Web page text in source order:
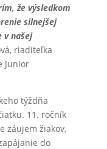
že výsledkom
silnejšej
v našej
riaditeľka
Junior
týždňa
11. ročník
záujem žiakov,
do